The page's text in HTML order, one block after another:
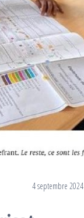
4 septembre 2024